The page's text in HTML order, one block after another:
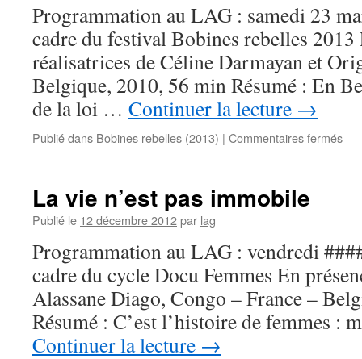
Programmation au LAG : samedi 23
cadre du festival Bobines rebelles 2013
réalisatrices de Céline Darmayan et
Belgique, 2010, 56 min Résumé : En
de la loi … Continuer la lecture →
Publié dans Bobines rebelles (2013) | Commentaires ferméssur
La vie n’est pas immobile
Publié le 12 décembre 2012par lag
Programmation au LAG : vendredi
cadre du cycle Docu Femmes En
Alassane Diago, Congo – France –
Résumé : C’est l’histoire de femmes :
Continuer la lecture →